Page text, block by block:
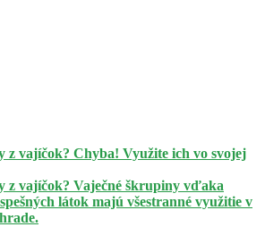
z vajíčok? Chyba! Využite ich vo svojej
z vajíčok? Vaječné škrupiny vďaka
látok majú všestranné využitie v